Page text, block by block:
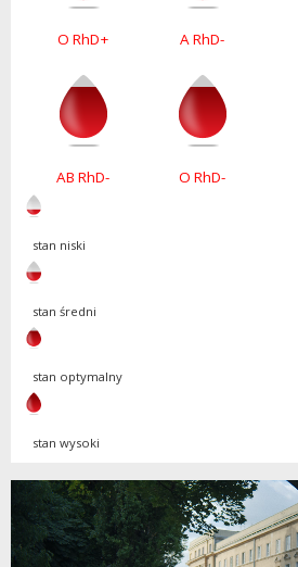
O RhD+ A RhD-
AB RhD- O RhD-
stan niski
stan średni
stan optymalny
stan wysoki